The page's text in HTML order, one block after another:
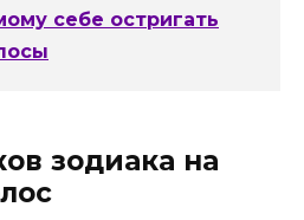
себе остригать
зодиака на